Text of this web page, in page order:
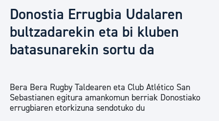
Donostia Errugbia Udalaren
bultzadarekin eta bi kluben
batasunarekin sortu da
Bera Bera Rugby Taldearen eta Club Atlético San
Sebastianen egitura amankomun berriak Donostiako
errugbiaren etorkizuna sendotuko du